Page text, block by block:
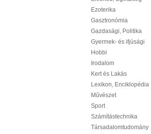
Ezoterika
Gasztronómia
Gazdasági, Politika
Gyermek- és ifjúsági
Hobbi
Irodalom
Kert és Lakás
Lexikon, Enciklopédia
Művészet
Sport
Számítástechnika
Társadalomtudomány